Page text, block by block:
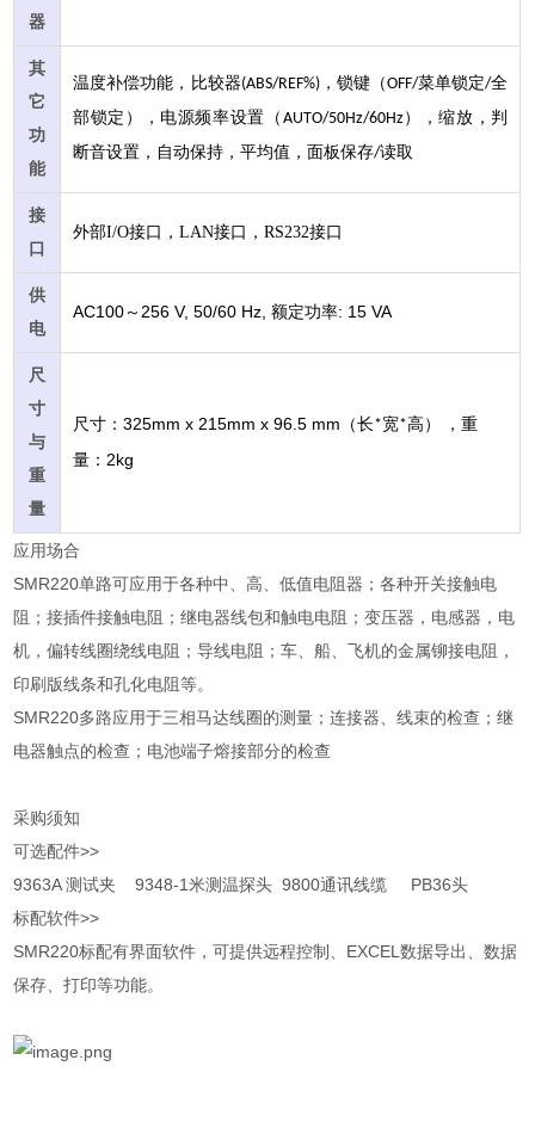
器
其
它
功
能
温度补偿功能，比较器(ABS/REF%)，锁键（OFF/菜单锁定/全
部锁定），电源频率设置（ AUTO/50Hz/60Hz），缩放，判
断音设置，自动保持，平均值，面板保存/读取
接
口
外部I/O接口，LAN接口，RS232接口
供
电
AC100 ～256 V, 50/60 Hz,额定功率: 15 VA
尺
寸
与
重
量
尺寸：325mm x 215mm x 96.5 mm （长*宽*高）
，重
量：2kg
应用场合
SMR220单路可应用于各种中、高、低值电阻器；各种开关接触电
阻；接插件接触电阻；继电器线包和触电电阻；变压器，电感器，电
机，偏转线圈绕线电阻；导线电阻；车、船、飞机的金属铆接电阻，
印刷版线条和孔化电阻等。
SMR220多路应用于三相马达线圈的测量；连接器、线束的检查；继
电器触点的检查；电池端子熔接部分的检查
采购须知
可选配件>>
9363A 测试夹 9348-1米测温探头 9800通讯线缆 PB36头
标配软件>>
SMR220标配有界面软件，可提供远程控制、EXCEL数据导出、数据
保存、打印等功能。